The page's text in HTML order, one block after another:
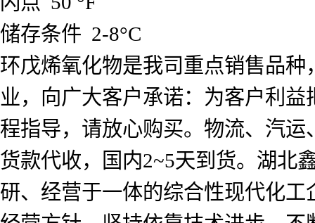
储存条件 2-8°C
环戊烯氧化物是我司重点销售品
业，向广大客户承诺：为客户利
程指导，请放心购买。物流、汽
货款代收，国内2~5天到货。湖北
研、经营于一体的综合性现代化